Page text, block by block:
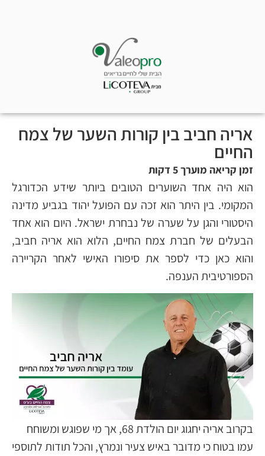
אריה חביב בין קורות השער של צמח
החיים
הוא היה אחד השוערים הטובים ביותר שידע הכדורגל
המקומי. בין היתר הוא זכה עם הפועל יהוד בגביע מדינה
היסטורי והגן על שערה של נבחרת ישראל. היום הוא אחד
הבעלים של חברת צמח החיים, הלוא הוא אריה חביב,
והוא כאן כדי לספר את סיפורו האישי לאחר הקריירה
הספורטיבית הענפה.
בקרוב אריה יחגוג יום הולדת 68, אך מי שפוגש ומשוחח
עמו בטוח כי מדובר באיש צעיר ונמרץ, והכל תודות לתוספי